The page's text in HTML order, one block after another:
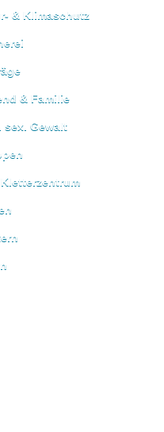
& Klimaschutz
& Familie
sex. Gewalt
Kletterzentrum